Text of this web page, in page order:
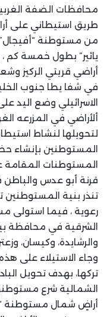
محافظات الضفة
طريق استيطاني على
من مستوطنة
يائير” بطول خمسة
أراضي قريتي الركيز
في شفا يطا جنوب
الاسرائيلي وضع اليد
ألأراضي في المزرعه
لتحويلها لنشاط
المستوطنين بإنشاء
المستوطنات
قرنة أبو عدس
تنذر بنية المستوطنين
رعوية ، فيما استولى
الشرقية في محافظة
والرشايدة، وكيسان،
وجاء الاستيلاء على
تركها، بهدف تحويل
الشمالية شرع
أراضٍ شمال مستوطنة